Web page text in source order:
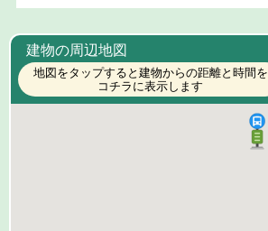
建物の周辺地図
地図をタップすると建物からの距離と時間を
コチラに表示します